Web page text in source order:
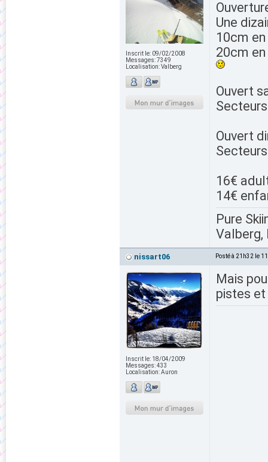
Inscrit le: 09/02/2008
Messages:7349
Localisation:Valberg
Une
10cm
20cm
Ouvert
Ouvert
16€
14€
Pure
Valberg,
nissart06 Posté à 21h32 le
Inscrit le: 18/04/2009
Messages:433
Localisation:Auron
Mais
pistes